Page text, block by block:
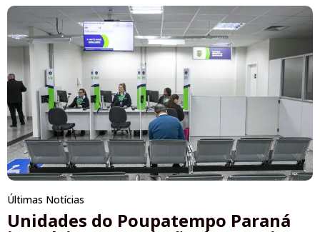
Últimas Notícias
Unidades do Poupatempo Paraná